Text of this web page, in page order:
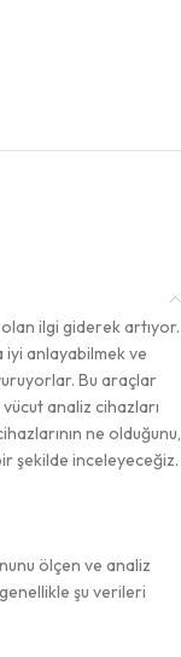
ilgi giderek artıyor.
iyi anlayabilmek ve
Bu araçlar
analiz cihazları
ne olduğunu,
şekilde inceleyeceğiz.
ölçen ve analiz
şu verileri